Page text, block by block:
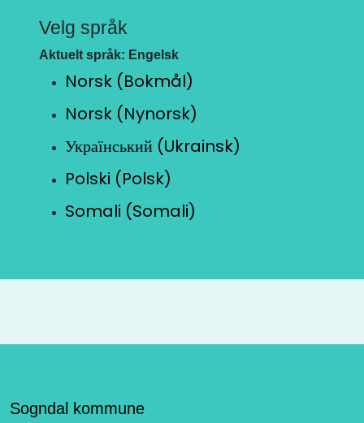
Velg språk
Aktuelt språk: Engelsk
Norsk (Bokmål)
Norsk (Nynorsk)
Український (Ukrainsk)
Polski (Polsk)
Somali (Somali)
Sogndal kommune